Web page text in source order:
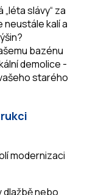
slávy“ za
kalí a
bazénu
demolice -
starého
modernizaci
dlažbě nebo